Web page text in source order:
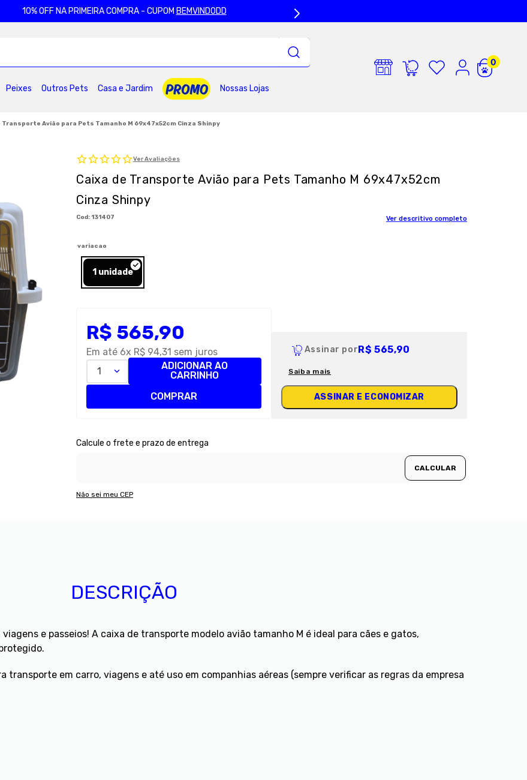
10% OFF NA PRIMEIRA COMPRA - CUPOM BEMVINDODD
Peixes Outros Pets Casa e Jardim Nossas Lojas
Transporte Avião para Pets Tamanho M 69x47x52cm Cinza Shinpy
Ver Avaliações
Caixa de Transporte Avião para Pets Tamanho M 69x47x52cm
Cinza Shinpy
: 131407 Ver descritivo completo
variacao
1 unidade
R$ 565,90
Em até 6x R$ 94,31 sem juros
1
ADICIONAR AO
CARRINHO
COMPRAR
Assinar porR$ 565,90
Saiba mais
ASSINAR E ECONOMIZAR
Não sei meu CEP
DESCRIÇÃO
e passeios! A caixa de transporte modelo avião tamanho M é ideal para cães e gatos,
em carro, viagens e até uso em companhias aéreas (sempre verificar as regras da empresa
tapete higienico
6º areia 7º royal canin 8º
petisco caes